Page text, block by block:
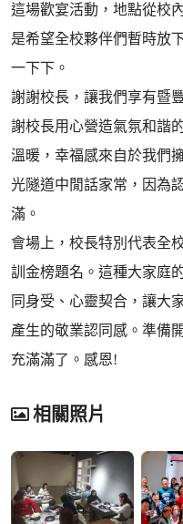
這場歡宴活動，地點從校
是希望全校夥伴們暫時放
一下下。
謝謝校長，讓我們享有暨
謝校長用心營造氣氛和諧
溫暖，幸福感來自於我們
光隧道中閒話家常，因為
滿。
會場上，校長特別代表全
訓金榜題名。這種大家庭
同身受、心靈契合，讓大
產生的敬業認同感。準備
充滿滿了。感恩!
相關照片